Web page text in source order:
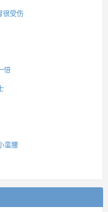
很受伤
倍
蛮腰